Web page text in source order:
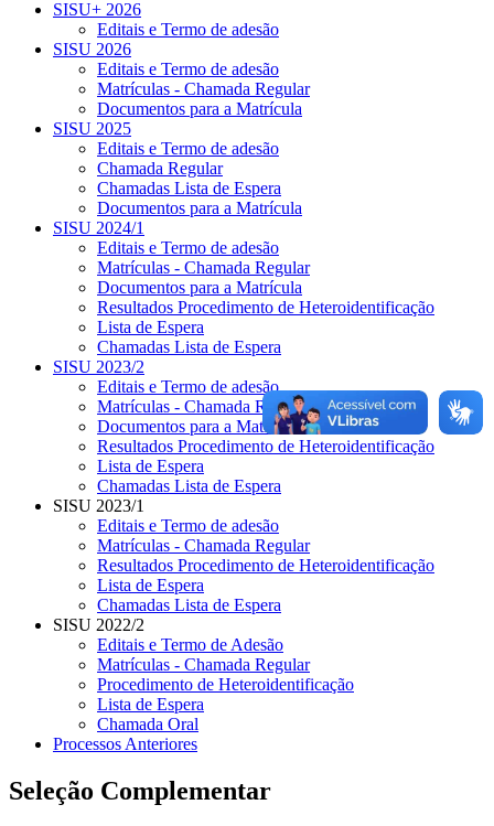
SISU+ 2026
Editais e Termo de adesão
SISU 2026
Editais e Termo de adesão
Matrículas - Chamada Regular
Documentos para a Matrícula
SISU 2025
Editais e Termo de adesão
Chamada Regular
Chamadas Lista de Espera
Documentos para a Matrícula
SISU 2024/1
Editais e Termo de adesão
Matrículas - Chamada Regular
Documentos para a Matrícula
Resultados Procedimento de Heteroidentificação
Lista de Espera
Chamadas Lista de Espera
SISU 2023/2
Editais e Termo de adesão
Matrículas - Chamada Regular
Documentos para a Matrícula
Resultados Procedimento de Heteroidentificação
Lista de Espera
Chamadas Lista de Espera
SISU 2023/1
Editais e Termo de adesão
Matrículas - Chamada Regular
Resultados Procedimento de Heteroidentificação
Lista de Espera
Chamadas Lista de Espera
SISU 2022/2
Editais e Termo de Adesão
Matrículas - Chamada Regular
Procedimento de Heteroidentificação
Lista de Espera
Chamada Oral
Processos Anteriores
Seleção Complementar